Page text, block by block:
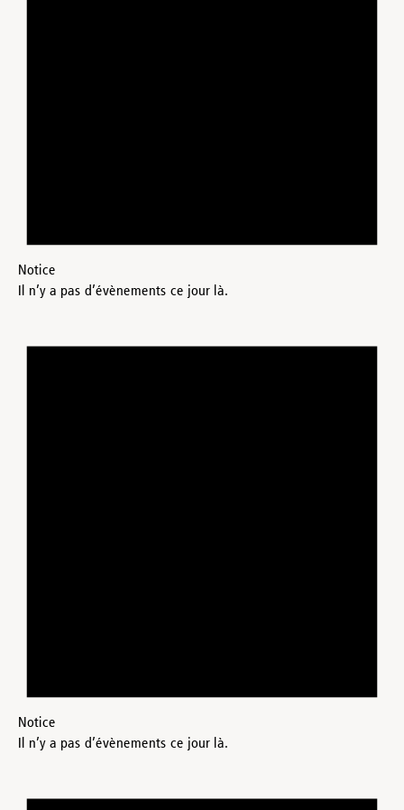
Notice
Il n’y a pas d’évènements ce jour là.
Notice
Il n’y a pas d’évènements ce jour là.